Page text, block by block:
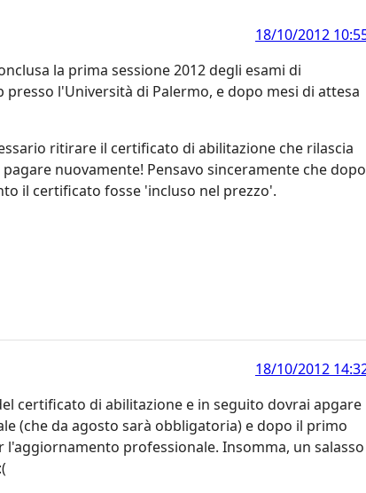
18/10/2012
la prima sessione 2012 degli esami di
l'Università di Palermo, e dopo mesi di attesa
ritirare il certificato di abilitazione che rilascia
nuovamente! Pensavo sinceramente che dopo
il certificato fosse 'incluso nel prezzo'.
18/10/2012
certificato di abilitazione e in seguito dovrai apgare
(che da agosto sarà obbligatoria) e dopo il primo
professionale. Insomma, un salasso